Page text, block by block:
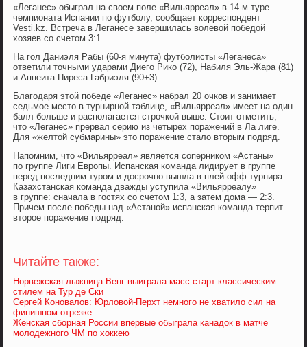
«Леганес» обыграл на своем поле «Вильярреал» в 14-м туре
чемпионата Испании по футболу, сообщает корреспондент
Vesti.kz. Встреча в Леганесе завершилась волевой победой
хозяев со счетом 3:1.
На гол Даниэля Рабы (60-я минута) футболисты «Леганеса»
ответили точными ударами Диего Рико (72), Набиля Эль-Жара (81)
и Аппеита Пиреса Габриэля (90+3).
Благодаря этой победе «Леганес» набрал 20 очков и занимает
седьмое место в турнирной таблице, «Вильярреал» имеет на один
балл больше и располагается строчкой выше. Стоит отметить,
что «Леганес» прервал серию из четырех поражений в Ла лиге.
Для «желтой субмарины» это поражение стало вторым подряд.
Напомним, что «Вильярреал» является соперником «Астаны»
по группе Лиги Европы. Испанская команда лидирует в группе
перед последним туром и досрочно вышла в плей-офф турнира.
Казахстанская команда дважды уступила «Вильярреалу»
в группе: сначала в гостях со счетом 1:3, а затем дома — 2:3.
Причем после победы над «Астаной» испанская команда терпит
второе поражение подряд.
Читайте также:
Норвежская лыжница Венг выиграла масс-старт классическим
стилем на Тур де Ски
Сергей Коновалов: Юрловой-Перхт немного не хватило сил на
финишном отрезке
Женская сборная России впервые обыграла канадок в матче
молодежного ЧМ по хоккею